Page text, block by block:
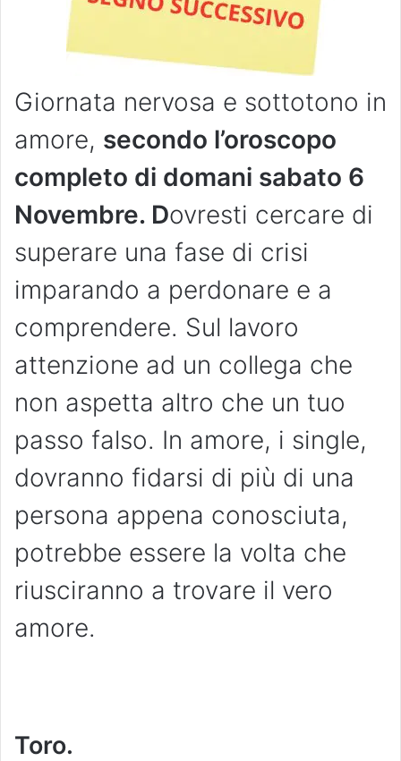
Giornata nervosa e sottotono in
amore, secondo l’oroscopo
completo di domani sabato 6
Novembre. Dovresti cercare di
superare una fase di crisi
imparando a perdonare e a
comprendere. Sul lavoro
attenzione ad un collega che
non aspetta altro che un tuo
passo falso. In amore, i single,
dovranno fidarsi di più di una
persona appena conosciuta,
potrebbe essere la volta che
riusciranno a trovare il vero
amore.
Toro.